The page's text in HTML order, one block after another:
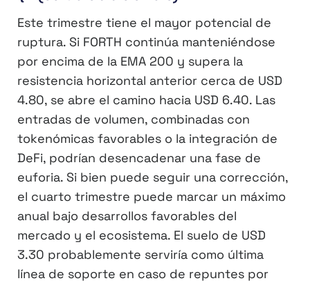
Este trimestre tiene el mayor potencial de
ruptura. Si FORTH continúa manteniéndose
por encima de la EMA 200 y supera la
resistencia horizontal anterior cerca de USD
4.80, se abre el camino hacia USD 6.40. Las
entradas de volumen, combinadas con
tokenómicas favorables o la integración de
DeFi, podrían desencadenar una fase de
euforia. Si bien puede seguir una corrección,
el cuarto trimestre puede marcar un máximo
anual bajo desarrollos favorables del
mercado y el ecosistema. El suelo de USD
3.30 probablemente serviría como última
línea de soporte en caso de repuntes por